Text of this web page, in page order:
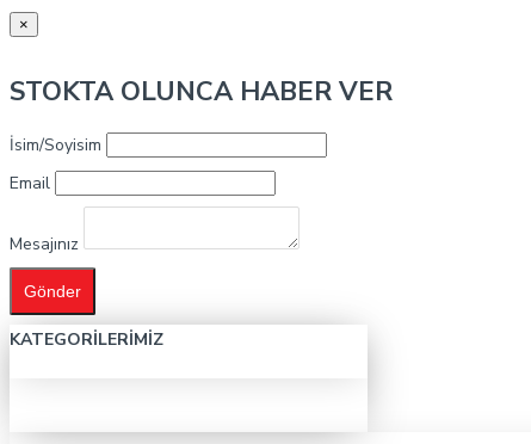
×
STOKTA OLUNCA HABER VER
İsim/Soyisim
Email
Mesajınız
Gönder
KATEGORILERIMIZ